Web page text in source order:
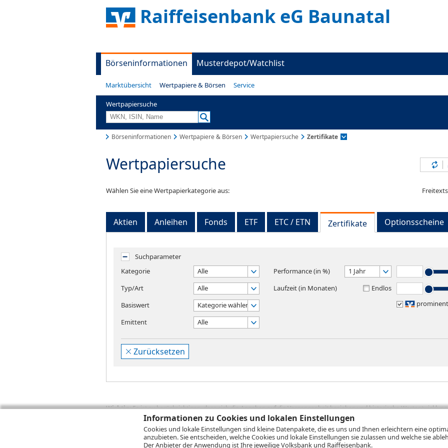
Informationen zu Cookies und lokalen Einstellungen
Cookies und lokale Einstellungen sind kleine Datenpakete, die es uns und Ihnen erleichtern eine
anzubieten. Sie entscheiden, welche Cookies und lokale Einstellungen sie zulassen und welche sie
Der Anbieter der Anwendung ist Ihre jeweilige Volksbank und Raiffeisenbank.
Raiffeisenbank eG Baunatal
Börseninformationen Musterdepot/Watchlist
Marktübersicht Wertpapiere & Börsen Service
Wertpapiersuche
Börseninformationen Wertpapiere & Börsen Wertpapiersuche Zertifikate
Wertpapiersuche
Wählen Sie eine Wertpapierkategorie aus:
Aktien Anleihen Fonds ETF ETC / ETN Zertifikate Optionsscheine
Suchparameter
Kategorie
Alle
Typ/Art
Alle
Basiswert
Kategorie wählen
Emittent
Alle
Performance (in %)
1 Jahr
Laufzeit (in Monaten)
Endlos
prominent
Zurücksetzen
Wichtig:Es ist zu berücksichtigen, dass sich die Angaben auf die Vergangenheit beziehen und historische
zukünftige Ergebnisse darstellen. Bei Performanceangaben handelt es sich stets um Bruttowertangaben. Bei
Provisionen, Gebühren und andere Entgelte), die beim Erwerb von Wertpapieren in der Regel anfallen, nicht berücksichtigt.
Depotgebühren hinzu. Mit dem Wertentwicklungsrechner können Sie auf den einzelnen Wertpapierseiten Ihre individuell
Performance, die sich unter Berücksichtigung sämtlicher Transaktionskosten und etwaigen Depotgebühren ergibt,